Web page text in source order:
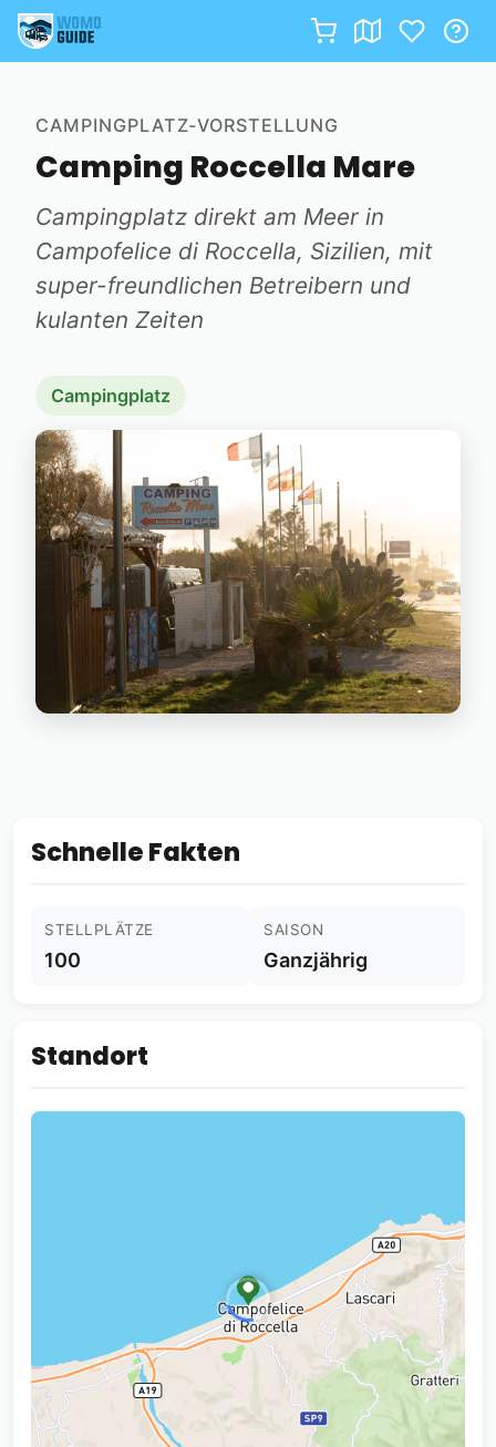
springen
CAMPINGPLATZ-VORSTELLUNG
Camping Roccella Mare
Campingplatz direkt am Meer in
Campofelice di Roccella, Sizilien, mit
super-freundlichen Betreibern und
kulanten Zeiten
Campingplatz
Schnelle Fakten
STELLPLÄTZE
100
SAISON
Ganzjährig
Standort